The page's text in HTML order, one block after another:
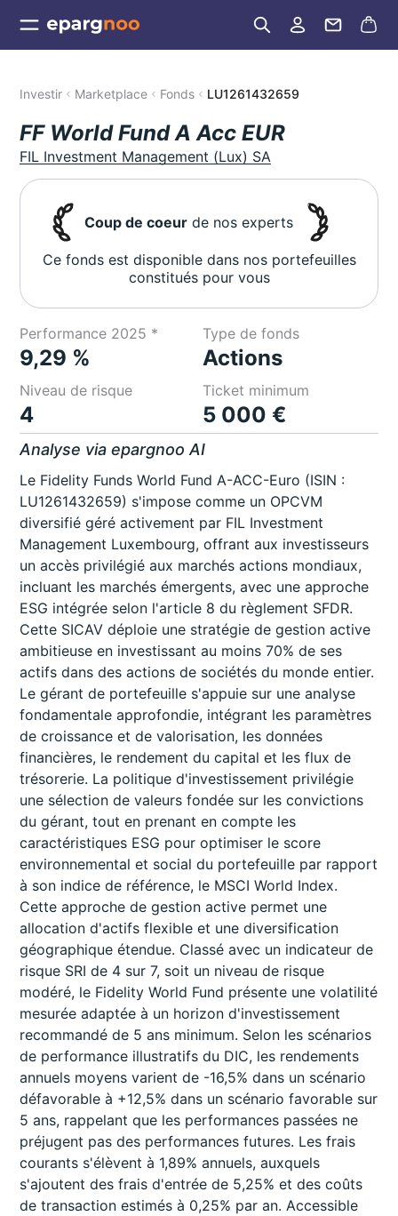
Investir Marketplace Fonds LU1261432659
FF World Fund A Acc EUR
FIL Investment Management (Lux) SA
Coup de coeur de nos experts
Ce fonds est disponible dans nos portefeuilles
constitués pour vous
Performance 2025 *
9,29 %
Type de fonds
Actions
Niveau de risque
4
Ticket minimum
5 000 €
Analyse via epargnoo AI
Le Fidelity Funds World Fund A-ACC-Euro (ISIN :
LU1261432659) s'impose comme un OPCVM
diversifié géré activement par FIL Investment
Management Luxembourg, offrant aux investisseurs
un accès privilégié aux marchés actions mondiaux,
incluant les marchés émergents, avec une approche
ESG intégrée selon l'article 8 du règlement SFDR.
Cette SICAV déploie une stratégie de gestion active
ambitieuse en investissant au moins 70% de ses
actifs dans des actions de sociétés du monde entier.
Le gérant de portefeuille s'appuie sur une analyse
fondamentale approfondie, intégrant les paramètres
de croissance et de valorisation, les données
financières, le rendement du capital et les flux de
trésorerie. La politique d'investissement privilégie
une sélection de valeurs fondée sur les convictions
du gérant, tout en prenant en compte les
caractéristiques ESG pour optimiser le score
environnemental et social du portefeuille par rapport
à son indice de référence, le MSCI World Index.
Cette approche de gestion active permet une
allocation d'actifs flexible et une diversification
géographique étendue. Classé avec un indicateur de
risque SRI de 4 sur 7, soit un niveau de risque
modéré, le Fidelity World Fund présente une volatilité
mesurée adaptée à un horizon d'investissement
recommandé de 5 ans minimum. Selon les scénarios
de performance illustratifs du DIC, les rendements
annuels moyens varient de -16,5% dans un scénario
défavorable à +12,5% dans un scénario favorable sur
5 ans, rappelant que les performances passées ne
préjugent pas des performances futures. Les frais
courants s'élèvent à 1,89% annuels, auxquels
s'ajoutent des frais d'entrée de 5,25% et des coûts
de transaction estimés à 0,25% par an. Accessible